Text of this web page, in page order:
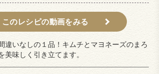
このレシピの動画をみる
違いなしの１品！キムチとマヨネーズのまろ
美味しく引き立てます。